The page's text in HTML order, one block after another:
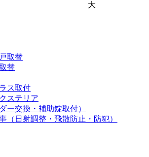
大
取替
替
ス取付
ステリア
ー交換・補助錠取付）
（日射調整・飛散防止・防犯）